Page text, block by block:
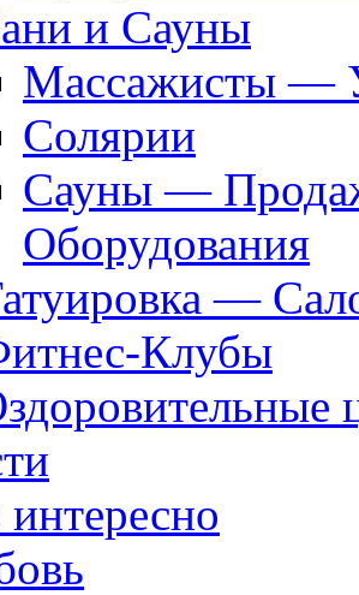
и Сауны
Массажисты —
Солярии
Сауны —
Оборудования
—
Клубы